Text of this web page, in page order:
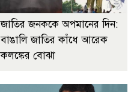
জাতির জনককে অপমানের দিন:
বাঙালি জাতির কাঁধে আরেক
কলঙ্কের বোঝা